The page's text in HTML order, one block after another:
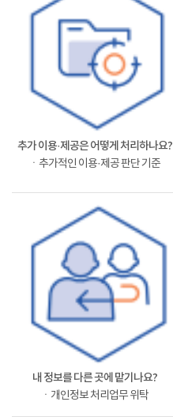
추가 이용·제공은 어떻게 처리하나요?
ㆍ추가적인 이용·제공 판단 기준
내 정보를 다른 곳에 맡기나요?
ㆍ개인정보 처리업무 위탁